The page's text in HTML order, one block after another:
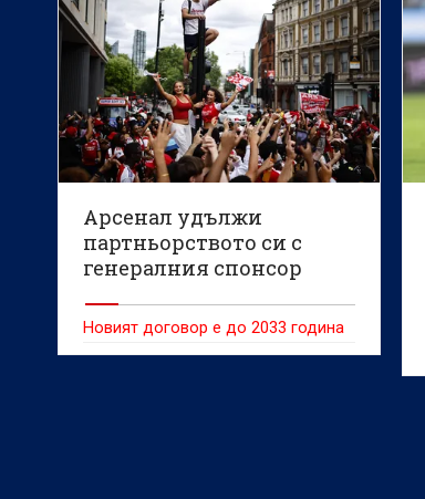
Арсенал удължи
партньорството си с
генералния спонсор
Новият договор е до 2033 година